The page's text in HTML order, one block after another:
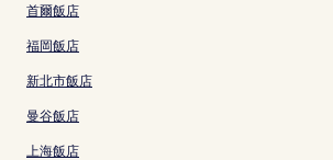
首爾飯店
福岡飯店
新北市飯店
曼谷飯店
上海飯店